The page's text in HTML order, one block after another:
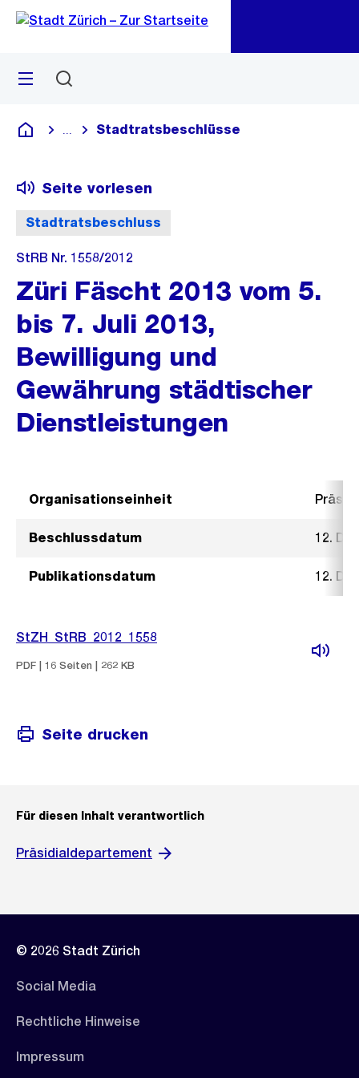
Navigation
Sprunglink
Menü
Deutsch
Blende alle Breadcrumbs ein
Stadtratsbeschlüsse
Stadtratsbeschluss
Seite vorlesen
StRB Nr. 1558/2012
Züri Fäscht 2013 vom 5.
bis 7. Juli 2013,
Bewilligung und
Gewährung städtischer
Dienstleistungen
Organisationseinheit
Beschlussdatum 12.
Publikationsdatum 12.
StZH_StRB_2012_1558
PDF | 16 Seiten | 262 KB
Seite drucken
Für diesen Inhalt verantwortlich
Präsidialdepartement
© 2026 Stadt Zürich
Social Media
Rechtliche Hinweise
Impressum